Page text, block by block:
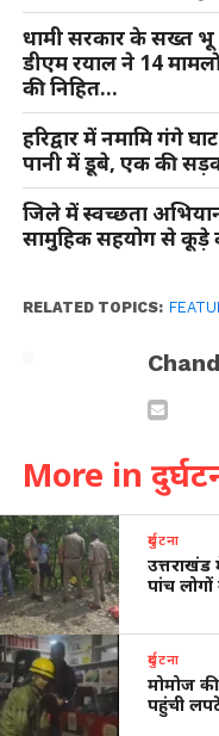
धामी सरकार के सख्त
डीएम रयाल ने 14
की निहित…
हरिद्वार में नमामि गंगे
पानी में डूबे, एक की
जिले में स्वच्छता
सामुहिक सहयोग से कूड़े
RELATED TOPICS:
More in
दुर्घटना
उत्तराखंड
पांच
दुर्घटना
मोमोज
पहुंची